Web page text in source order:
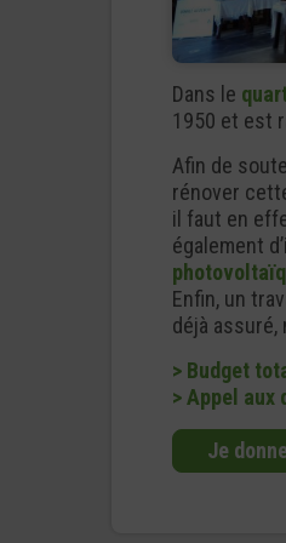
Dans le
1950 et est
Afin de
rénover
il faut en
également
Enfin, un
déjà assuré,
> Budget
> Appel aux
Je